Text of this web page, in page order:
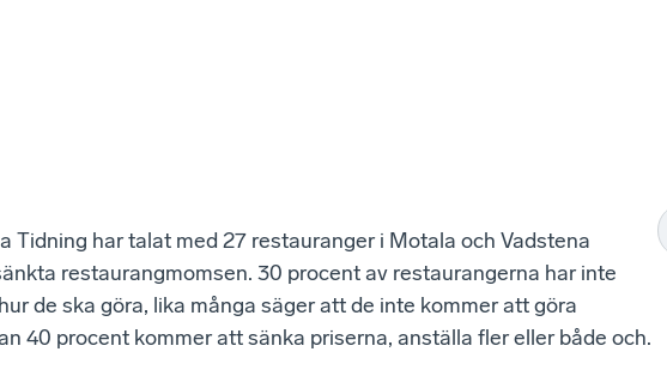
Tidning har talat med 27 restauranger i Motala och Vadstena
restaurangmomsen. 30 procent av restaurangerna har inte
de ska göra, lika många säger att de inte kommer att göra
40 procent kommer att sänka priserna, anställa fler eller både och.